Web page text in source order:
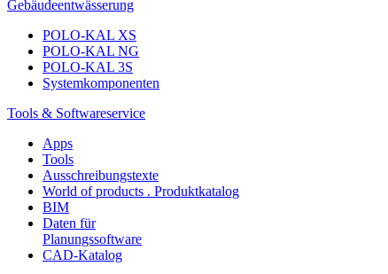
Gebäudeentwässerung
POLO-KAL XS
POLO-KAL NG
POLO-KAL 3S
Systemkomponenten
Tools & Softwareservice
Apps
Tools
Ausschreibungstexte
World of products . Produktkatalog
BIM
Daten für
Planungssoftware
CAD-Katalog